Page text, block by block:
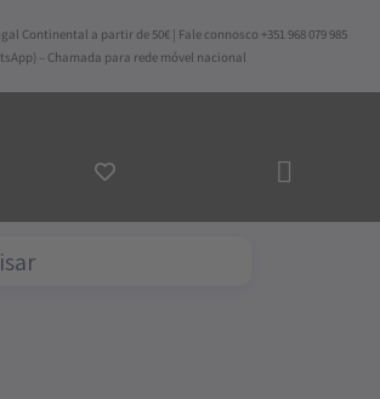
Continental a partir de 50€ | Fale connosco +351 968 079 985
– Chamada para rede móvel nacional
AO